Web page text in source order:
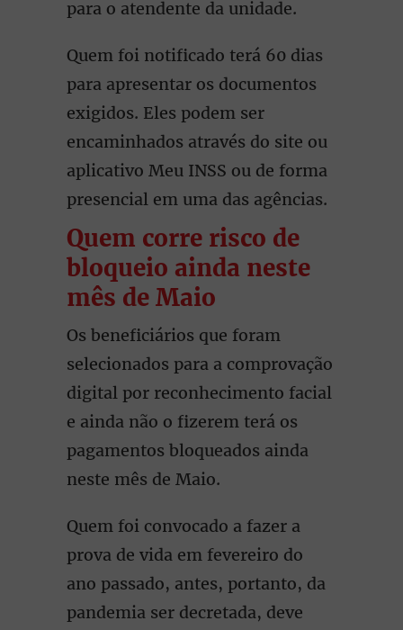
para o atendente da unidade.
Quem foi notificado terá 60 dias
para apresentar os documentos
exigidos. Eles podem ser
encaminhados através do site ou
aplicativo Meu INSS ou de forma
presencial em uma das agências.
Quem corre risco de
bloqueio ainda neste
mês de Maio
Os beneficiários que foram
selecionados para a comprovação
digital por reconhecimento facial
e ainda não o fizerem terá os
pagamentos bloqueados ainda
neste mês de Maio.
Quem foi convocado a fazer a
prova de vida em fevereiro do
ano passado, antes, portanto, da
pandemia ser decretada, deve